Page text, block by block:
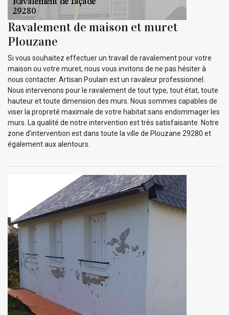
Ravalement de maison et muret
Plouzane
Si vous souhaitez effectuer un travail de ravalement pour votre
maison ou votre muret, nous vous invitons de ne pas hésiter à
nous contacter. Artisan Poulain est un ravaleur professionnel.
Nous intervenons pour le ravalement de tout type, tout état, toute
hauteur et toute dimension des murs. Nous sommes capables de
viser la propreté maximale de votre habitat sans endommager les
murs. La qualité de notre intervention est très satisfaisante. Notre
zone d’intervention est dans toute la ville de Plouzane 29280 et
également aux alentours.